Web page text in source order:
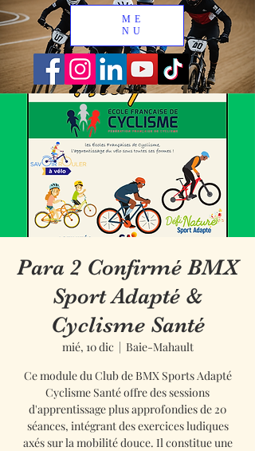
ME
NU
Para 2 Confirmé BMX
Sport Adapté &
Cyclisme Santé
mié, 10 dic
  |
Baie-Mahault
Ce module du Club de BMX Sports Adapté
Cyclisme Santé offre des sessions
d'apprentissage plus approfondies de 20
séances, intégrant des exercices ludiques
axés sur la mobilité douce. Il constitue une